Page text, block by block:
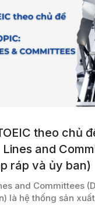
theo chủ
and
ráp và ủy ban)
and Committees
là hệ thống sản